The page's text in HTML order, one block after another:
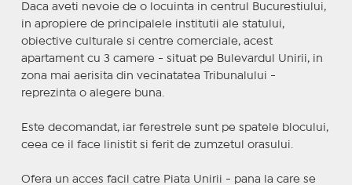
Daca aveti nevoie de o locuinta in centrul Bucurestiului,
in apropiere de principalele institutii ale statului,
obiective culturale si centre comerciale, acest
apartament cu 3 camere - situat pe Bulevardul Unirii, in
zona mai aerisita din vecinatatea Tribunalului -
reprezinta o alegere buna.
Este decomandat, iar ferestrele sunt pe spatele blocului,
ceea ce il face linistit si ferit de zumzetul orasului.
Ofera un acces facil catre Piata Unirii - pana la care se